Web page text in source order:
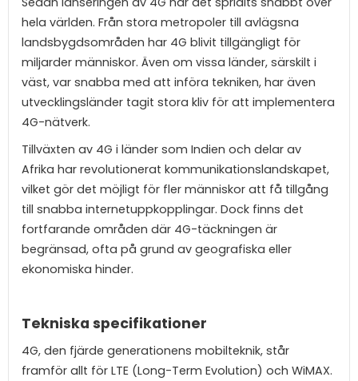
hela världen. Från stora metropoler till avlägsna
landsbygdsområden har 4G blivit tillgängligt för
miljarder människor. Även om vissa länder, särskilt i
väst, var snabba med att införa tekniken, har även
utvecklingsländer tagit stora kliv för att implementera
4G-nätverk.
Tillväxten av 4G i länder som Indien och delar av
Afrika har revolutionerat kommunikationslandskapet,
vilket gör det möjligt för fler människor att få tillgång
till snabba internetuppkopplingar. Dock finns det
fortfarande områden där 4G-täckningen är
begränsad, ofta på grund av geografiska eller
ekonomiska hinder.
Tekniska specifikationer
4G, den fjärde generationens mobilteknik, står
framför allt för LTE (Long-Term Evolution) och WiMAX.